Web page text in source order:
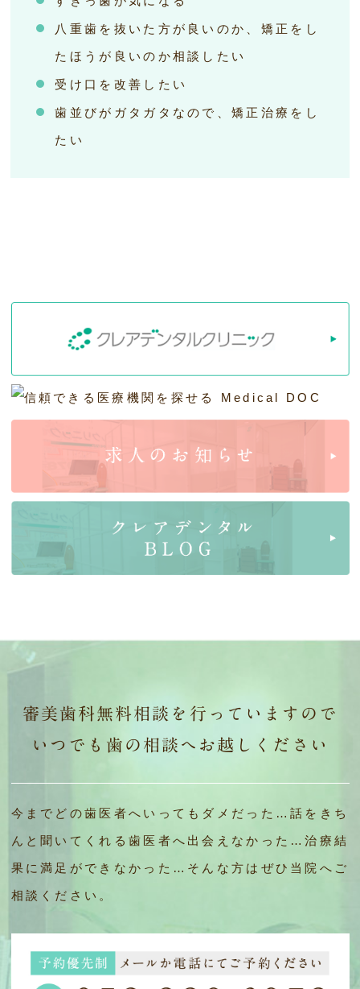
八重歯を抜いた方が良いのか、矯正をし
たほうが良いのか相談したい
受け口を改善したい
歯並びがガタガタなので、矯正治療をし
たい
審美歯科無料相談を行っていますので
いつでも歯の相談へお越しください
今までどの歯医者へいってもダメだった…話をきち
んと聞いてくれる歯医者へ出会えなかった…治療結
果に満足ができなかった…そんな方はぜひ当院へご
相談ください。